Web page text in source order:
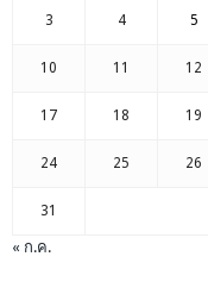
3 4 5
10 11 12
17 18 19
24 25 26
31
« ก.ค.